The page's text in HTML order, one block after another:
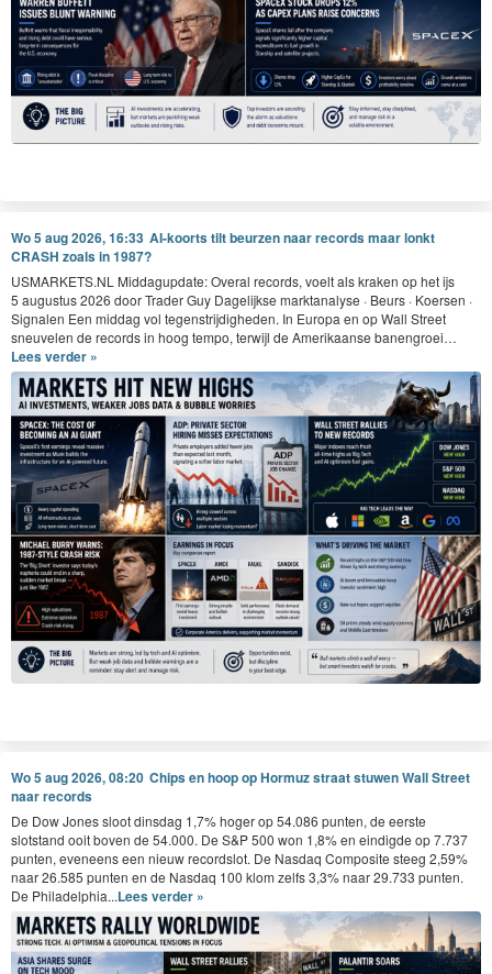
Wo 5 aug 2026, 16:33 AI-koorts tilt beurzen naar records maar lonkt
CRASH zoals in 1987?
USMAR​KETS​.NL Mid­dagup­date: Over­al records, voelt als krak­en op het ijs
5 augus­tus2026 door Trad­er Guy Dagelijkse mark­t­analyse · Beurs · Koersen ·
Sig­nalen Een mid­dag vol tegen­stri­jdighe­den. In Europa en op Wall Street
sneu­ve­len de records in hoog tem­po, ter­wi­jl de Amerikaanse banengroei…
Lees verder »
Wo 5 aug 2026, 08:20 Chips en hoop op Hormuz straat stuwen Wall Street
naar records
De Dow Jones sloot dinsdag 1,7% hoger op 54.086 punten, de eerste
slotstand ooit boven de 54.000. De S&P 500 won 1,8% en eindigde op 7.737
punten, eveneens een nieuw recordslot. De Nasdaq Composite steeg 2,59%
naar 26.585 punten en de Nasdaq 100 klom zelfs 3,3% naar 29.733 punten.
De Philadelphia...Lees verder »